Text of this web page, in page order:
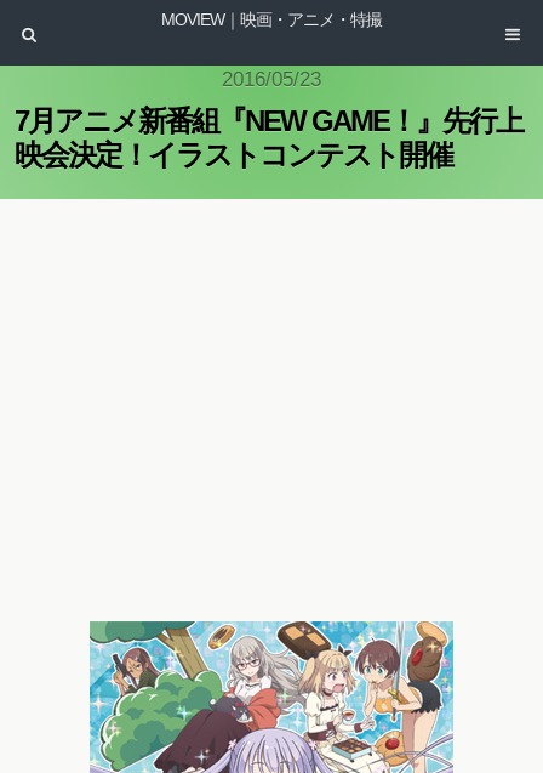
MOVIEW｜映画・アニメ・特撮
2016/05/23
7月アニメ新番組『NEW GAME！』先行上
映会決定！イラストコンテスト開催